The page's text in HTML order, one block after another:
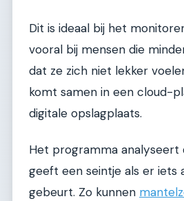
Dit is ideaal bij het
vooral bij mensen die
dat ze zich niet lekker
komt samen in een cloud-
digitale opslagplaats.
Het programma analyseert
geeft een seintje als er iets
gebeurt. Zo kunnen